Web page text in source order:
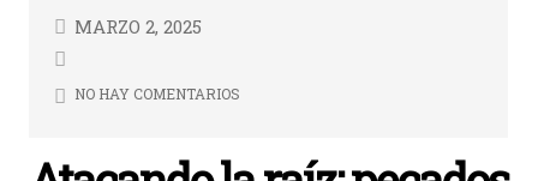
MARZO 2, 2025
NO HAY COMENTARIOS